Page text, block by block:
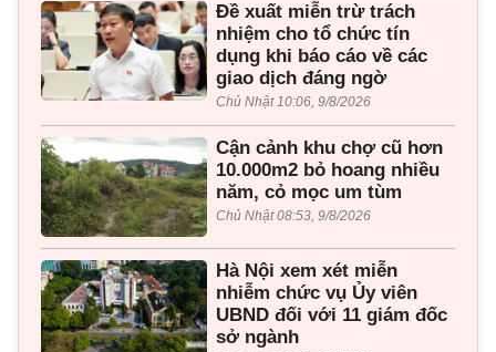
Đề xuất miễn trừ trách
nhiệm cho tổ chức tín
dụng khi báo cáo về các
giao dịch đáng ngờ
Chủ Nhật 10:06, 9/8/2026
Cận cảnh khu chợ cũ hơn
10.000m2 bỏ hoang nhiều
năm, cỏ mọc um tùm
Chủ Nhật 08:53, 9/8/2026
Hà Nội xem xét miễn
nhiễm chức vụ Ủy viên
UBND đối với 11 giám đốc
sở ngành